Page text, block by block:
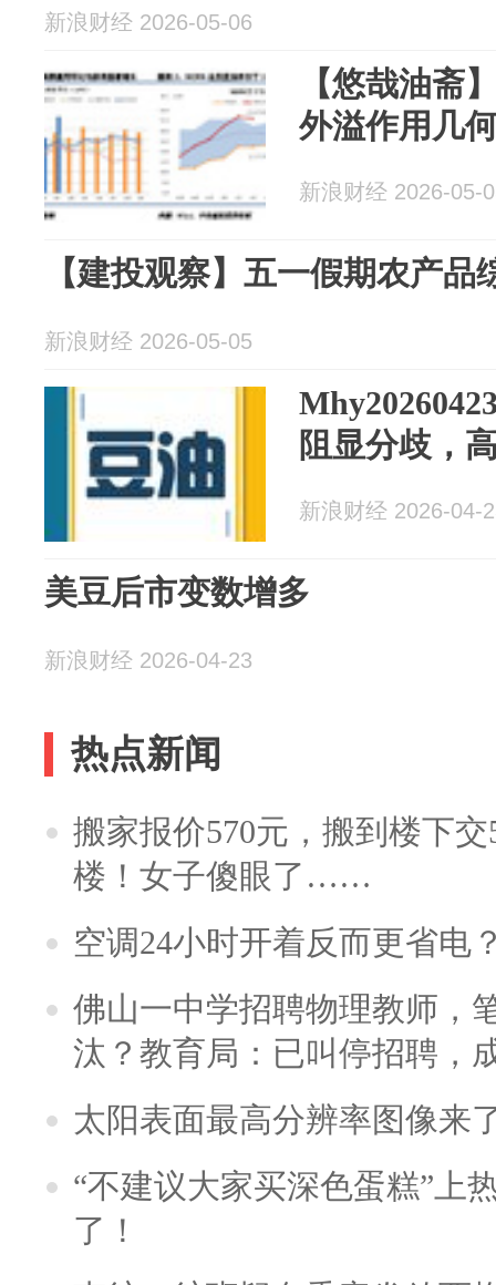
新浪财经 2026-05-06
【悠哉油斋
外溢作用几
新浪财经 2026-05-
【建投观察】五一假期农产品
新浪财经 2026-05-05
阻显分歧，
新浪财经 2026-04-
美豆后市变数增多
新浪财经 2026-04-23
热点新闻
搬家报价570元，搬到楼下
楼！女子傻眼了……
空调24小时开着反而更省电
佛山一中学招聘物理教师，
汰？教育局：已叫停招聘，
太阳表面最高分辨率图像来
“不建议大家买深色蛋糕”上
了！